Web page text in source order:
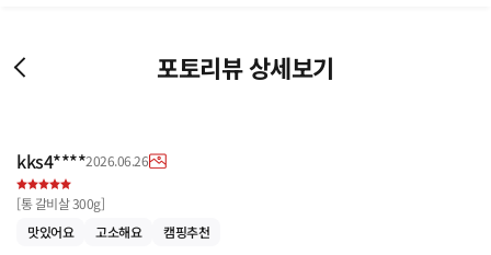
포토리뷰 상세보기
kks4****2026.06.26
[통 갈비살 300g]
맛있어요
고소해요 캠핑추천